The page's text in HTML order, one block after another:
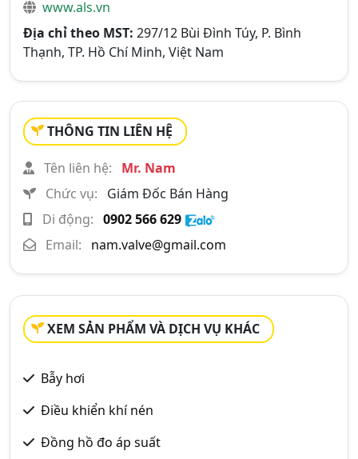
www.als.vn
Địa chỉ theo MST: 297/12 Bùi Đình Túy, P. Bình
Thạnh, TP. Hồ Chí Minh, Việt Nam
THÔNG TIN LIÊN HỆ
Tên liên hệ:
Mr. Nam
Chức vụ:
Giám Đốc Bán Hàng
Di động: 0902 566 629
Email:
nam.valve@gmail.com
XEM SẢN PHẨM VÀ DỊCH VỤ KHÁC
Bẫy hơi
Điều khiển khí nén
Đồng hồ đo áp suất